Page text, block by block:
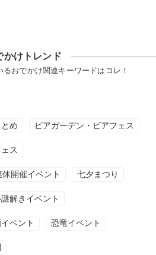
かけトレンド
おでかけ関連キーワードはコレ！
め ビアガーデン・ビアフェス
ス
開催イベント 七夕まつり
解きイベント
ベント 恐竜イベント